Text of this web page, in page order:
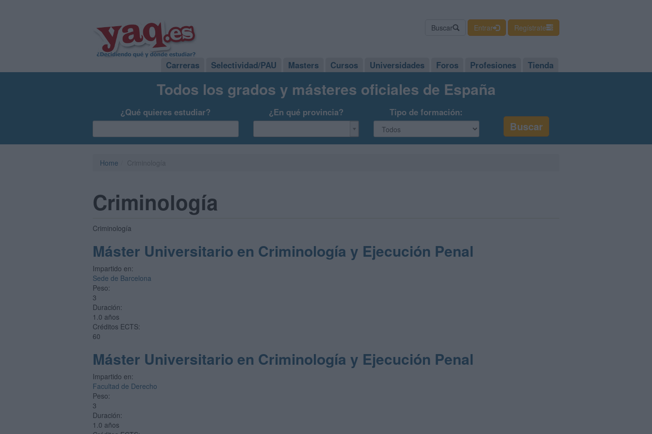
Buscar Entrar Regístrate
Carreras Selectividad/PAU Masters Cursos Universidades Foros Profesiones Tienda
Todos los grados y másteres oficiales de España
¿Qué quieres estudiar? ¿En qué provincia? Tipo de formación:
Home
Criminología
Criminología
Máster Universitario en Criminología y Ejecución Penal
Impartido en:
Sede de Barcelona
Peso:
3
Duración:
1.0 años
Créditos ECTS:
60
Máster Universitario en Criminología y Ejecución Penal
Impartido en:
Facultad de Derecho
Peso:
3
Duración:
1.0 años